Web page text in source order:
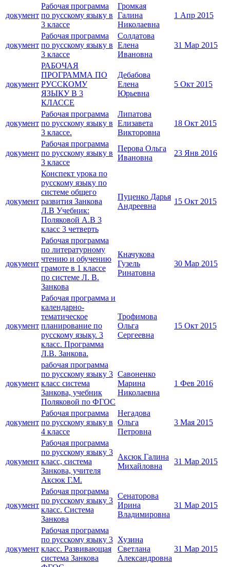
документ
Рабочая программа
по русскому языку в
3 классе
Громкая
Галина
Николаевна
1 Апр 2015
документ
Рабочая программа
по русскому языку в
3 классе
Солдатова
Елена
Ивановна
31 Мар 2015
документ
РАБОЧАЯ
ПРОГРАММА ПО
РУССКОМУ
ЯЗЫКУ В 3
КЛАССЕ
Дебабова
Елена
Юрьевна
5 Окт 2015
документ
Рабочая программа
по русскому языку в
3 классе.
Липатова
Елизавета
Викторовна
18 Окт 2015
документ
Рабочая программа
по русскому языку в
3 классе
Перова Ольга
Ивановна
23 Янв 2016
документ
Конспект урока по
русскому языку по
системе общего
развития Занкова
Л.В Учебник:
Поляковой А.В 3
класс 3 четверть
Пуценко Дарья
Андреевна
15 Окт 2015
документ
Рабочая программа
по литературному
чтению и обучению
грамоте в 1 классе
по системе Л. В.
Занкова
Кначукова
Гузель
Ринатовна
30 Мар 2015
документ
Рабочая программа и
календарно-
тематическое
планирование по
русскому языку. 3
класс. Программа
Л.В. Занкова.
Трофимова
Ольга
Сергеевна
15 Окт 2015
документ
рабочая программа
по русскому языку 3
класс система
Занкова, учебник
Поляковой по ФГОС
Савоненко
Марина
Николаевна
1 Фев 2016
документ
Рабочая программа
по русскому языку в
4 классе
Негадова
Ольга
Петровна
3 Мая 2015
документ
Рабочая программа
по русскому языку 3
класс, система
Занкова, учителя
Аксюк Г.М.
Аксюк Галина
Михайловна
31 Мар 2015
документ
Рабочая программа
по русскому языку 3
класс. Система
Занкова
Сенаторова
Ирина
Владимировна
31 Мар 2015
документ
Рабочая программа
по русскому языку 3
класс. Развивающая
система Занкова
Хузина
Светлана
Александровна
31 Мар 2015